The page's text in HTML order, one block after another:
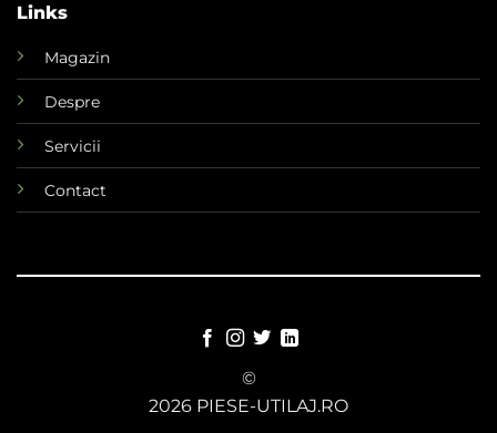
Links
Magazin
Despre
Servicii
Contact
©
2026 PIESE-UTILAJ.RO